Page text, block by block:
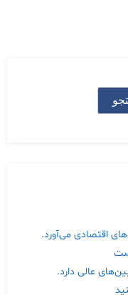
عالی دارد.